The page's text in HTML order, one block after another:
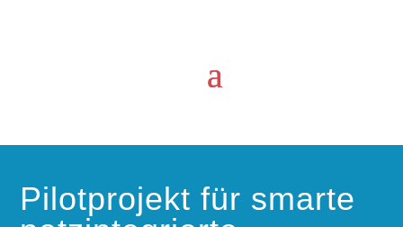
Pilotprojekt für smarte